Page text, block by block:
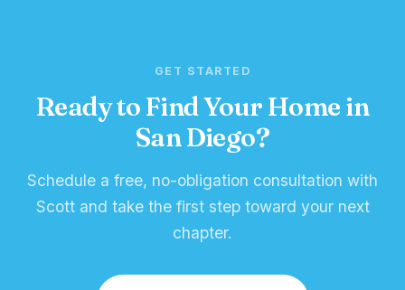
GET STARTED
Ready to Find Your Home in
San Diego?
Schedule a free, no-obligation consultation with
Scott and take the first step toward your next
chapter.